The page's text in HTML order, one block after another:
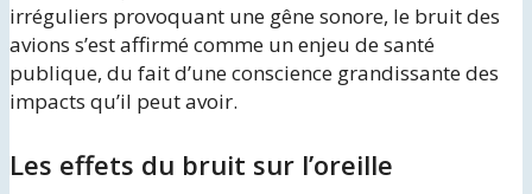
irréguliers provoquant une gêne sonore, le bruit des
avions s’est affirmé comme un enjeu de santé
publique, du fait d’une conscience grandissante des
impacts qu’il peut avoir.
Les effets du bruit sur l’oreille